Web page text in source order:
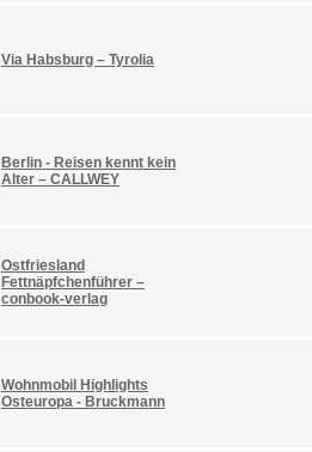
Via Habsburg – Tyrolia
Berlin - Reisen kennt kein
Alter – CALLWEY
Ostfriesland
Fettnäpfchenführer –
conbook-verlag
Wohnmobil Highlights
Osteuropa - Bruckmann